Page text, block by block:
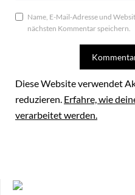
Name, E-Mail-Adresse und
nächsten Kommentar speichern.
Diese Website verwendet
reduzieren. Erfahre, wie
verarbeitet werden.